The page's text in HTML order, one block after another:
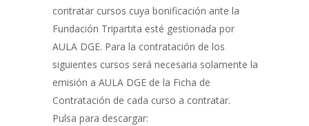
contratar cursos cuya bonificación ante la
Fundación Tripartita esté gestionada por
AULA DGE. Para la contratación de los
siguientes cursos será necesaria solamente la
emisión a AULA DGE de la Ficha de
Contratación de cada curso a contratar.
Pulsa para descargar: